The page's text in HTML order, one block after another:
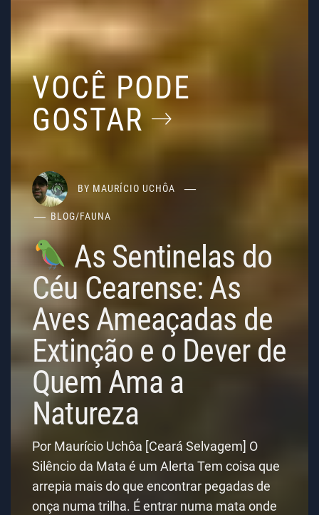
VOCÊ PODE
GOSTAR
BY MAURÍCIO UCHÔA
BLOG/FAUNA
As Sentinelas do
Céu Cearense: As
Aves Ameaçadas de
Extinção e o Dever de
Quem Ama a
Natureza
Por Maurício Uchôa [Ceará Selvagem] O
Silêncio da Mata é um Alerta Tem coisa que
arrepia mais do que encontrar pegadas de
onça numa trilha. É entrar numa mata onde